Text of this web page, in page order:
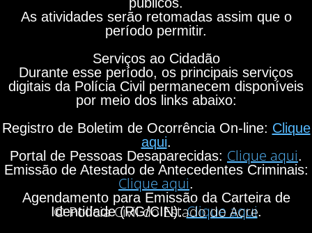
As atividades serão retomadas assim que o
período permitir.
Serviços ao Cidadão
Durante esse período, os principais serviços
digitais da Polícia Civil permanecem disponíveis
por meio dos links abaixo:
Registro de Boletim de Ocorrência On-line: Clique
aqui.
Portal de Pessoas Desaparecidas: Clique aqui.
Emissão de Atestado de Antecedentes Criminais:
Clique aqui.
Agendamento para Emissão da Carteira de
Identidade (RG/CIN):Clique aqui.
© Polícia Civil do Estado do Acre